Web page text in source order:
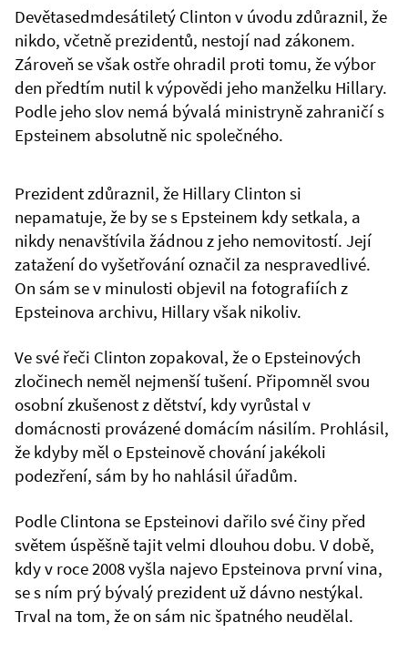
Devětasedmdesátiletý Clinton v úvodu zdůraznil, že
nikdo, včetně prezidentů, nestojí nad zákonem.
Zároveň se však ostře ohradil proti tomu, že výbor
den předtím nutil k výpovědi jeho manželku Hillary.
Podle jeho slov nemá bývalá ministryně zahraničí s
Epsteinem absolutně nic společného.
Prezident zdůraznil, že Hillary Clinton si
nepamatuje, že by se s Epsteinem kdy setkala, a
nikdy nenavštívila žádnou z jeho nemovitostí. Její
zatažení do vyšetřování označil za nespravedlivé.
On sám se v minulosti objevil na fotografiích z
Epsteinova archivu, Hillary však nikoliv.
Ve své řeči Clinton zopakoval, že o Epsteinových
zločinech neměl nejmenší tušení. Připomněl svou
osobní zkušenost z dětství, kdy vyrůstal v
domácnosti provázené domácím násilím. Prohlásil,
že kdyby měl o Epsteinově chování jakékoli
podezření, sám by ho nahlásil úřadům.
Podle Clintona se Epsteinovi dařilo své činy před
světem úspěšně tajit velmi dlouhou dobu. V době,
kdy v roce 2008 vyšla najevo Epsteinova první vina,
se s ním prý bývalý prezident už dávno nestýkal.
Trval na tom, že on sám nic špatného neudělal.